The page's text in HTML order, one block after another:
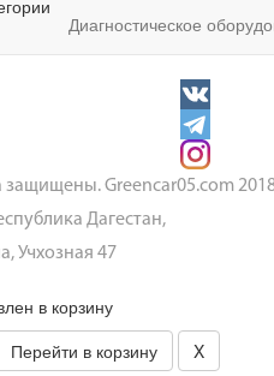
Диагностическое
защищены. Greencar05.com
Дагестан,
Учхозная 47
в корзину
Перейти в корзину X